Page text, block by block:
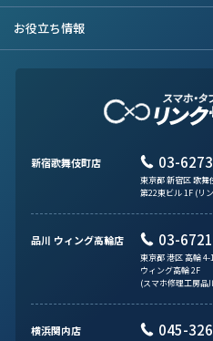
お役立ち情報
新宿歌舞伎町店 03-
東京都 新宿区 歌舞
第22東ビル 1F (リ
品川 ウィング高輪店 03-
東京都 港区 高輪 4-
ウィング高輪 2F
(スマホ修理工房品
横浜関内店 045-